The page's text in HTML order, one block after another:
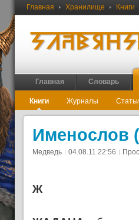
Главная Хранилище Книги
Главная Словарь
Книги Журналы Статьи
Именослов
Медведь 04.08.11 22:56
Ж